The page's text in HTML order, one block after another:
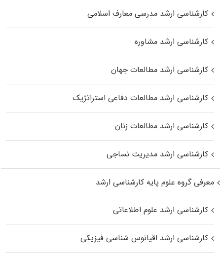
کارشناسی ارشد مدرسی معارف اسلامی
کارشناسی ارشد مشاوره
کارشناسی ارشد مطالعات جهان
کارشناسی ارشد مطالعات دفاعی استراتژیک
کارشناسی ارشد مطالعات زنان
کارشناسی ارشد مدیریت نساجی
معرفی گروه علوم پایه کارشناسی ارشد
کارشناسی ارشد علوم اطلاعاتی
کارشناسی ارشد اقیانوس‌ شناسی فیزیکی